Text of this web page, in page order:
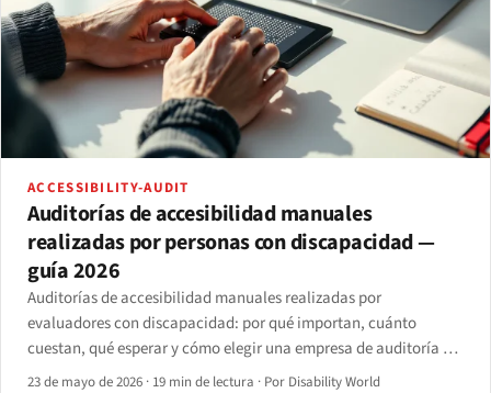
ACCESSIBILITY-AUDIT
Auditorías de accesibilidad manuales
realizadas por personas con discapacidad —
guía 2026
Auditorías de accesibilidad manuales realizadas por
evaluadores con discapacidad: por qué importan, cuánto
cuestan, qué esperar y cómo elegir una empresa de auditoría de
accesibilidad digital en 2026.
23 de mayo de 2026 · 19 min de lectura · Por Disability World